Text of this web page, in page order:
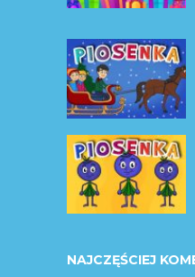
NAJCZĘŚCIEJ